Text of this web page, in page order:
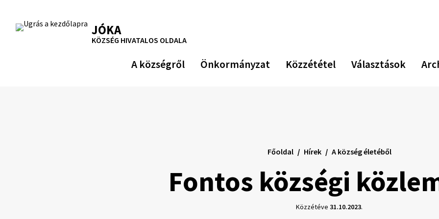
tartalomra
RSS Oldaltérkép
Nyomtatás JÓKA
KÖZSÉG HIVATALOS OLDALA
A községről Önkormányzat Közzététel Választások
Fontos községi
Főoldal Hírek A község életéből
Közzétéve 31.10.2023.